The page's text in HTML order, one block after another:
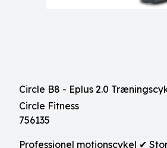
Circle B8 - Eplus 2.0
Circle Fitness
756135
Professionel motionscykel ✔